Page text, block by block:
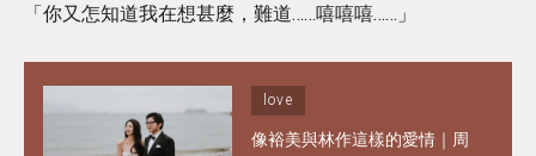
「你又怎知道我在想甚麼，難道……嘻嘻嘻……」
love
像裕美與林作這樣的愛情｜周